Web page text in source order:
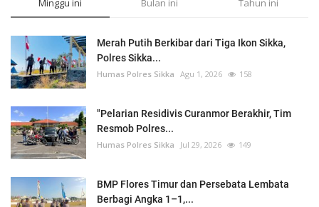
Minggu ini Bulan ini Tahun ini
Merah Putih Berkibar dari Tiga Ikon Sikka,
Polres Sikka...
Humas Polres Sikka Agu 1, 2026 158
"Pelarian Residivis Curanmor Berakhir, Tim
Resmob Polres...
Humas Polres Sikka Jul 29, 2026 149
BMP Flores Timur dan Persebata Lembata
Berbagi Angka 1–1,...